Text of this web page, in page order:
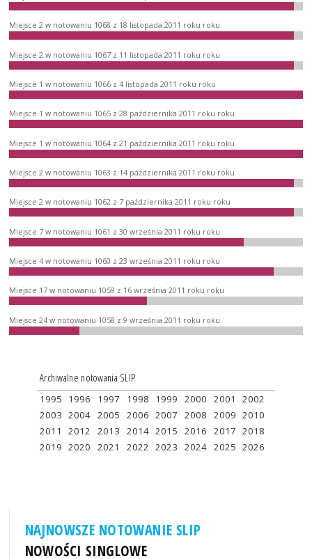
Miejsce 2 w notowaniu 1068 z 18 listopada 2011 roku roku
Miejsce 2 w notowaniu 1067 z 11 listopada 2011 roku roku
Miejsce 1 w notowaniu 1066 z 4 listopada 2011 roku roku
Miejsce 1 w notowaniu 1065 z 28 października 2011 roku roku
Miejsce 1 w notowaniu 1064 z 21 października 2011 roku roku
Miejsce 2 w notowaniu 1063 z 14 października 2011 roku roku
Miejsce 2 w notowaniu 1062 z 7 października 2011 roku roku
Miejsce 7 w notowaniu 1061 z 30 września 2011 roku roku
Miejsce 4 w notowaniu 1060 z 23 września 2011 roku roku
Miejsce 17 w notowaniu 1059 z 16 września 2011 roku roku
Miejsce 24 w notowaniu 1058 z 9 września 2011 roku roku
Archiwalne notowania SLIP
1995 1996 1997 1998 1999 2000 2001
2002
2003 2004 2005 2006 2007 2008 2009 2010
2011
2012 2013 2014 2015 2016 2017 2018
2019 2020 2021 2022 2023 2024 2025 2026
NAJNOWSZE NOTOWANIE SLIP
NOWOŚCI SINGLOWE